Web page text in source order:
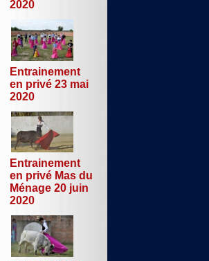
2020
Entrainement
en privé 23 mai
2020
Entrainement
en privé Mas du
Ménage 20 juin
2020